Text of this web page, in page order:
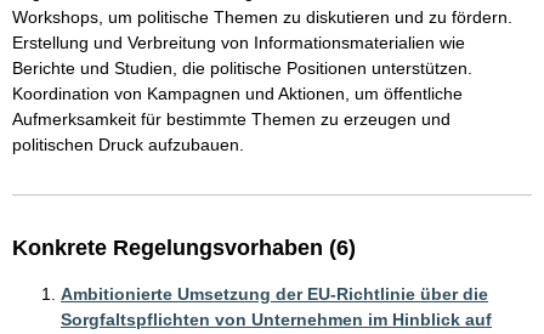
Workshops, um politische Themen zu diskutieren und zu fördern.
Erstellung und Verbreitung von Informationsmaterialien wie
Berichte und Studien, die politische Positionen unterstützen.
Koordination von Kampagnen und Aktionen, um öffentliche
Aufmerksamkeit für bestimmte Themen zu erzeugen und
politischen Druck aufzubauen.
Konkrete Regelungsvorhaben (6)
Ambitionierte Umsetzung der EU-Richtlinie über die
Sorgfaltspflichten von Unternehmen im Hinblick auf